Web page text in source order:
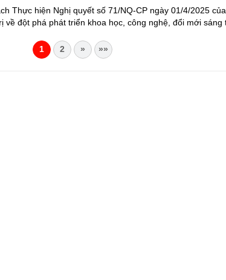
Thực hiện Nghị quyết số 71/NQ-CP ngày 01/4/2025
đột phá phát triển khoa học, công nghệ, đổi mới
1 2 » »»